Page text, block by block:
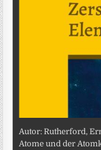
Autor: Rutherford,
Atome und der